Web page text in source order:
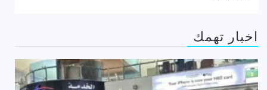
اخبار تهمك